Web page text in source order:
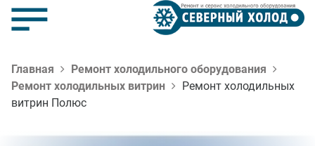
Главная
Ремонт холодильного оборудования
Ремонт холодильных витрин
Ремонт холодильных
витрин Полюс